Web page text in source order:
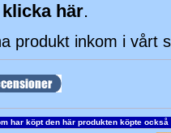
klicka här.
produkt inkom i vårt
har köpt den här produkten köpte också